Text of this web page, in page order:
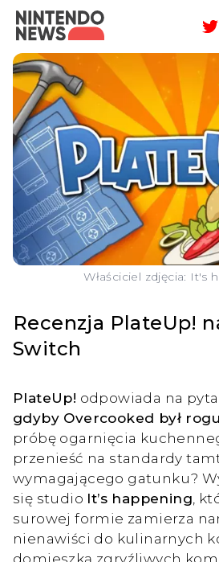
NAGRODY
NEWSY
RECENZJE
ARTYKUŁY
WSPARCIE
O NAS
ZALOGUJ
Właściciel zdjęcia: It's
Recenzja PlateUp!
Switch
PlateUp! odpowiada na
gdyby Overcooked był
próbę ogarnięcia
przenieść na standardy
wymagającego gatunku?
się studio It’s happening ,
surowej formie zamierza
nienawiści do kulinarnych
domieszką zgryźliwych